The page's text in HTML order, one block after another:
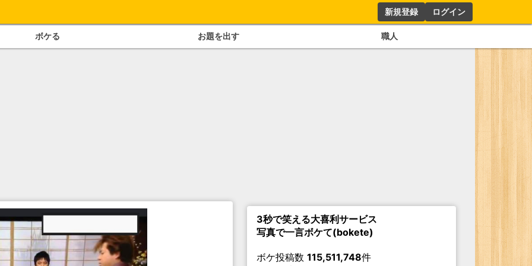
新規登録 ログイン
ボケる お題を出す 職人
3秒で笑える大喜利サービス
写真で一言ボケて(bokete)
ボケ投稿数 115,511,748件